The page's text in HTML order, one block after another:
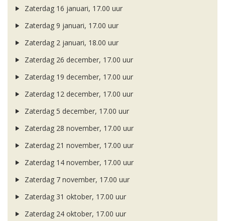
Zaterdag 16 januari, 17.00 uur
Zaterdag 9 januari, 17.00 uur
Zaterdag 2 januari, 18.00 uur
Zaterdag 26 december, 17.00 uur
Zaterdag 19 december, 17.00 uur
Zaterdag 12 december, 17.00 uur
Zaterdag 5 december, 17.00 uur
Zaterdag 28 november, 17.00 uur
Zaterdag 21 november, 17.00 uur
Zaterdag 14 november, 17.00 uur
Zaterdag 7 november, 17.00 uur
Zaterdag 31 oktober, 17.00 uur
Zaterdag 24 oktober, 17.00 uur